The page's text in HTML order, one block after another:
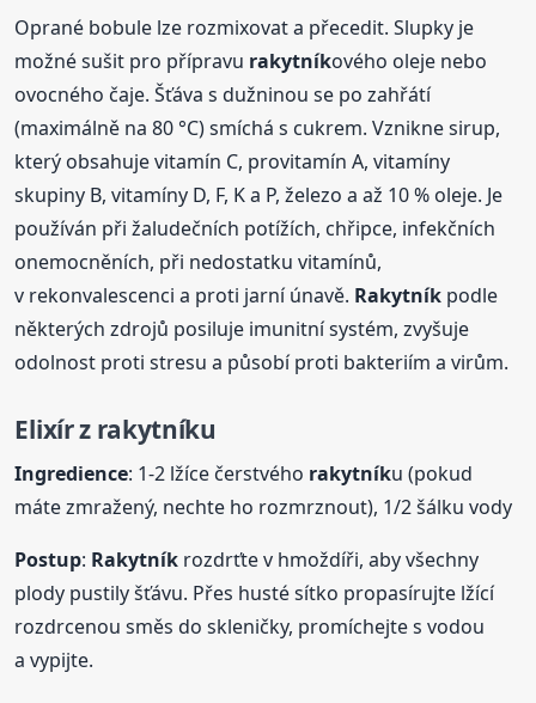
Oprané bobule lze rozmixovat a přecedit. Slupky je
možné sušit pro přípravu rakytníkového oleje nebo
ovocného čaje. Šťáva s dužninou se po zahřátí
(maximálně na 80 °C) smíchá s cukrem. Vznikne sirup,
který obsahuje vitamín C, provitamín A, vitamíny
skupiny B, vitamíny D, F, K a P, železo a až 10 % oleje. Je
používán při žaludečních potížích, chřipce, infekčních
onemocněních, při nedostatku vitamínů,
v rekonvalescenci a proti jarní únavě. Rakytník podle
některých zdrojů posiluje imunitní systém, zvyšuje
odolnost proti stresu a působí proti bakteriím a virům.
Elixír z rakytníku
Ingredience: 1-2 lžíce čerstvého rakytníku (pokud
máte zmražený, nechte ho rozmrznout), 1/2 šálku vody
Postup: Rakytník rozdrťte v hmoždíři, aby všechny
plody pustily šťávu. Přes husté sítko propasírujte lžící
rozdrcenou směs do skleničky, promíchejte s vodou
a vypijte.